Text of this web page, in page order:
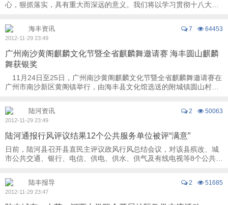
心，狠抓落实，具有重大而深远的意义。我们将以学习贯彻十八大精
7 64453
海丰资讯
2012-11-29 23:49
广州南沙黄阁麒麟文化节暨全省麒麟舞邀请赛 海丰圆山麒麟
舞获银奖
11月24日至25日，广州南沙黄阁麒麟文化节暨全省麒麟舞邀请赛在
广州市南沙新区黄阁镇举行，由海丰县文化馆选送的附城镇圆山村麒
2 50063
陆河资讯
2012-11-29 23:49
陆河通报行风评议结果12个公共服务单位被评“满意”
日前，陆河县召开县直民主评议政风行风总结会议，对该县殡改、城
市公共交通、银行、电信、供电、供水、供气及有线电视等8个公共服
2 51685
陆丰报导
2012-11-29 23:47